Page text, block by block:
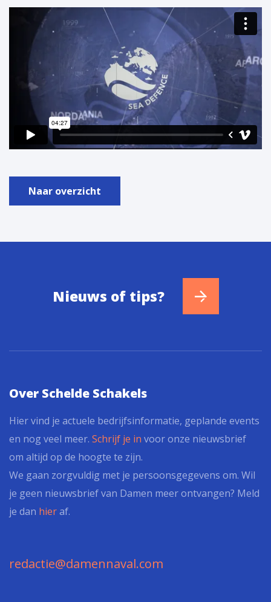
Naar overzicht
Nieuws of tips?
Over Schelde Schakels
Hier vind je actuele bedrijfsinformatie, geplande events
en nog veel meer. Schrijf je in voor onze nieuwsbrief
om altijd op de hoogte te zijn.
We gaan zorgvuldig met je persoonsgegevens om. Wil
je geen nieuwsbrief van Damen meer ontvangen? Meld
je dan hieraf.
redactie@damennaval.com